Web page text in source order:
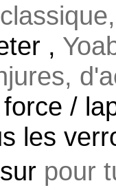
,
/
les
pour